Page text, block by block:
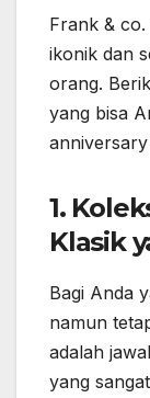
Frank &
ikonik dan
orang.
yang bisa
1.
Klasik
Bagi Anda
namun
adalah
yang